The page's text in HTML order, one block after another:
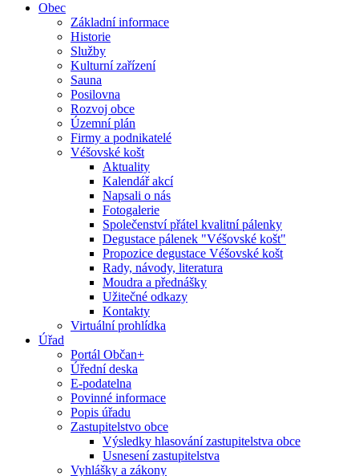
Obec
Základní informace
Historie
Služby
Kulturní zařízení
Sauna
Posilovna
Rozvoj obce
Územní plán
Firmy a podnikatelé
Véšovské košt
Aktuality
Kalendář akcí
Napsali o nás
Fotogalerie
Společenství přátel kvalitní pálenky
Degustace pálenek "Véšovské košt"
Propozice degustace Véšovské košt
Rady, návody, literatura
Moudra a přednášky
Užitečné odkazy
Kontakty
Virtuální prohlídka
Úřad
Portál Občan+
Úřední deska
E-podatelna
Povinné informace
Popis úřadu
Zastupitelstvo obce
Výsledky hlasování zastupitelstva obce
Usnesení zastupitelstva
Vyhlášky a zákony